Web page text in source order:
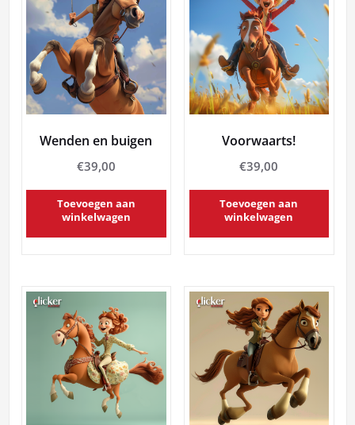
Wenden en buigen
€39,00
Toevoegen aan
winkelwagen
Voorwaarts!
€39,00
Toevoegen aan
winkelwagen